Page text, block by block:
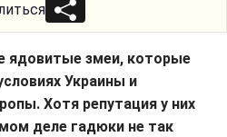
ядовитые змеи, которые
Украины и
Хотя репутация у них
деле гадюки не так